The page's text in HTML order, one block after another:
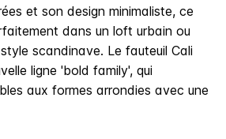
et son design minimaliste, ce
dans un loft urbain ou
scandinave. Le fauteuil Cali
ligne 'bold family', qui
aux formes arrondies avec une